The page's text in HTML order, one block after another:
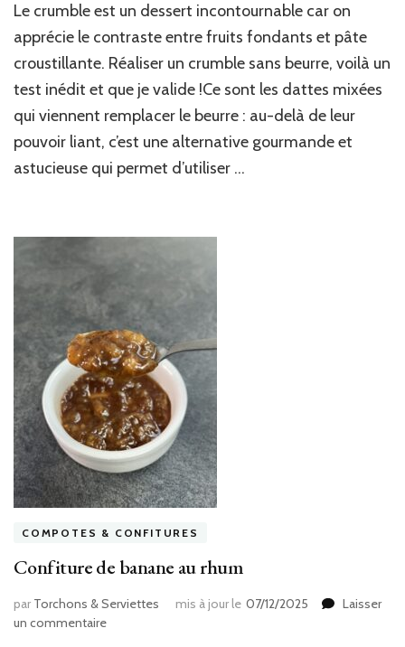
(sans
beurre)
banane
Le crumble est un dessert incontournable car on
apprécie le contraste entre fruits fondants et pâte
croustillante. Réaliser un crumble sans beurre, voilà un
test inédit et que je valide !Ce sont les dattes mixées
qui viennent remplacer le beurre : au-delà de leur
pouvoir liant, c’est une alternative gourmande et
astucieuse qui permet d’utiliser …
COMPOTES & CONFITURES
Confiture de banane au rhum
par Torchons & Serviettes mis à jour le 07/12/2025
Laisser
un commentairesur